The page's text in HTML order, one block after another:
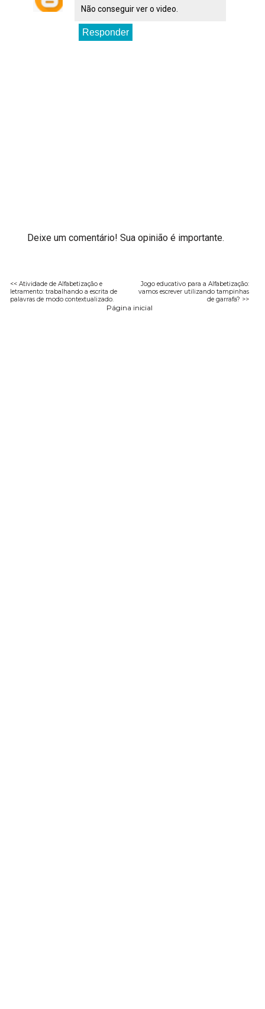
Não conseguir ver o video.
Responder
Deixe um comentário! Sua opinião é importante.
<< Atividade de Alfabetização e
letramento: trabalhando a escrita de
palavras de modo contextualizado.
Jogo educativo para a Alfabetização:
vamos escrever utilizando tampinhas
de garrafa? >>
Página inicial